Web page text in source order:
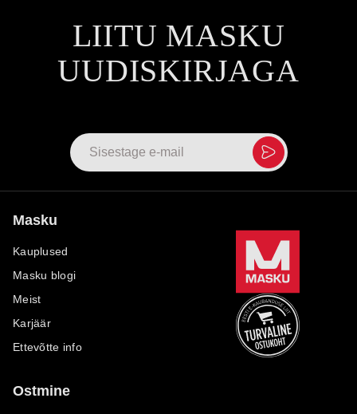
LIITU MASKU
UUDISKIRJAGA
Masku
Kauplused
Masku blogi
Meist
Karjäär
Ettevõtte info
Ostmine